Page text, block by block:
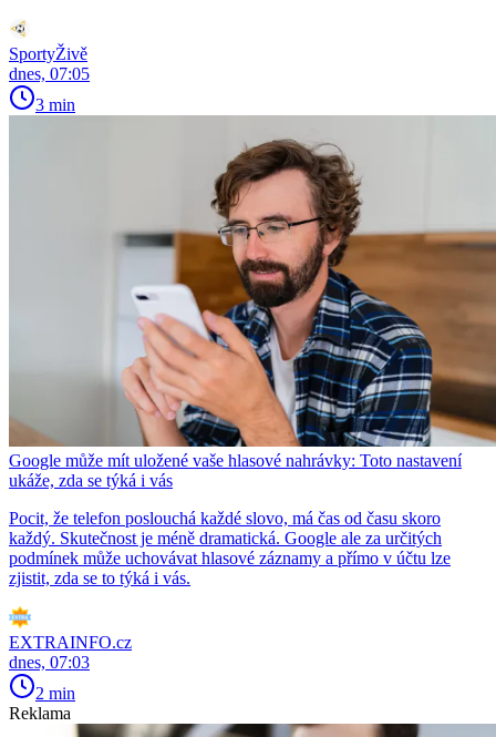
SportyŽivě
dnes, 07:05
3 min
Google může mít uložené vaše hlasové nahrávky: Toto nastavení
ukáže, zda se týká i vás
Pocit, že telefon poslouchá každé slovo, má čas od času skoro
každý. Skutečnost je méně dramatická. Google ale za určitých
podmínek může uchovávat hlasové záznamy a přímo v účtu lze
zjistit, zda se to týká i vás.
EXTRAINFO.cz
dnes, 07:03
2 min
Reklama